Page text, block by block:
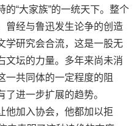
“大家族”的一统天下。整个
曾经与鲁迅发生论争的创造
学研究会合流，这是一股无
文坛的力量。多年来尚未消
一共同体的一定程度的阻
进一步扩展的趋势。
加入协会，他都加以拒